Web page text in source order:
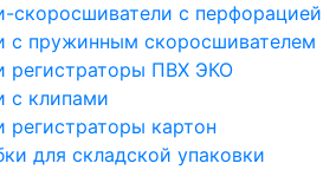
скоросшиватели с перфорацией
с пружинным скоросшивателем
регистраторы ПВХ ЭКО
с клипами
регистраторы картон
для складской упаковки